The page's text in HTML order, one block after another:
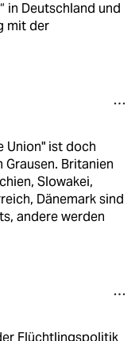
in Deutschland und
mit der
Union" ist doch
Britanien
Slowakei,
Dänemark sind
andere werden
Flüchtlingspolitik